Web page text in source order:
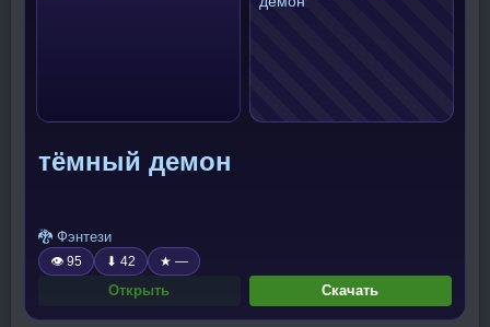
тёмный демон
🐉 Фэнтези
👁 95 ⬇ 42 ★ —
Открыть Скачать